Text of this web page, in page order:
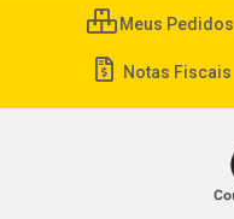
Meus Pedidos
Notas Fiscais